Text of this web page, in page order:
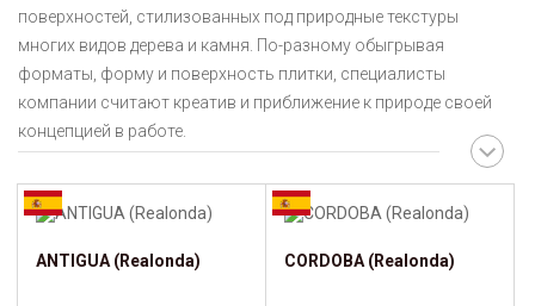
поверхностей, стилизованных под природные текстуры
многих видов дерева и камня. По-разному обыгрывая
форматы, форму и поверхность плитки, специалисты
компании считают креатив и приближение к природе своей
концепцией в работе.
ANTIGUA (Realonda) CORDOBA (Realonda)